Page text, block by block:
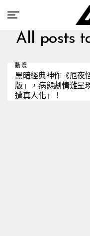
All posts
動漫
黑暗經典神作《厄夜
版」，病態劇情難呈
遭真人化」！